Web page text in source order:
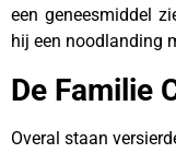
een geneesmiddel
hij een noodlanding
De Familie
Overal staan